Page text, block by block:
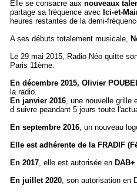
Elle se consacre aux nouveaux
partage sa fréquence avec Ici-et-
heures restantes de la demi-
A ses débuts totalement musicale,
Le 29 mai 2015, Radio Néo quitte
Paris 11ème.
En décembre 2015, Olivier
la radio.
En janvier 2016, une nouvelle grille
d suivre peandant 5 jours toute
En septembre 2016, un nouveau
Elle est adhérente de la FRADIF (
En 2017, elle est autorisée en
En juillet 2020, son autorisation en